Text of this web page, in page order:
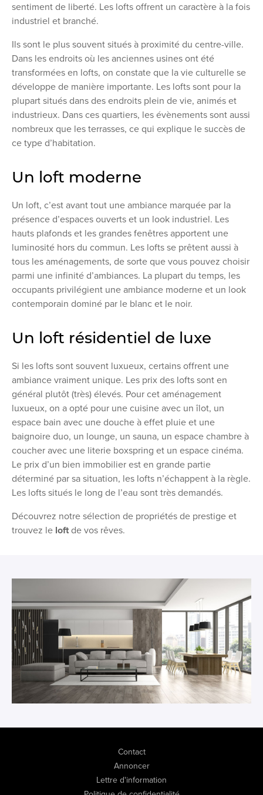
sentiment de liberté. Les lofts offrent un caractère à la fois
industriel et branché.
Ils sont le plus souvent situés à proximité du centre-ville.
Dans les endroits où les anciennes usines ont été
transformées en lofts, on constate que la vie culturelle se
développe de manière importante. Les lofts sont pour la
plupart situés dans des endroits plein de vie, animés et
industrieux. Dans ces quartiers, les évènements sont aussi
nombreux que les terrasses, ce qui explique le succès de
ce type d’habitation.
Un loft moderne
Un loft, c’est avant tout une ambiance marquée par la
présence d’espaces ouverts et un look industriel. Les
hauts plafonds et les grandes fenêtres apportent une
luminosité hors du commun. Les lofts se prêtent aussi à
tous les aménagements, de sorte que vous pouvez choisir
parmi une infinité d’ambiances. La plupart du temps, les
occupants privilégient une ambiance moderne et un look
contemporain dominé par le blanc et le noir.
Un loft résidentiel de luxe
Si les lofts sont souvent luxueux, certains offrent une
ambiance vraiment unique. Les prix des lofts sont en
général plutôt (très) élevés. Pour cet aménagement
luxueux, on a opté pour une cuisine avec un îlot, un
espace bain avec une douche à effet pluie et une
baignoire duo, un lounge, un sauna, un espace chambre à
coucher avec une literie boxspring et un espace cinéma.
Le prix d’un bien immobilier est en grande partie
déterminé par sa situation, les lofts n’échappent à la règle.
Les lofts situés le long de l’eau sont très demandés.
Découvrez notre sélection de propriétés de prestige et
trouvez le loft de vos rêves.
Contact
Annoncer
Lettre d'information